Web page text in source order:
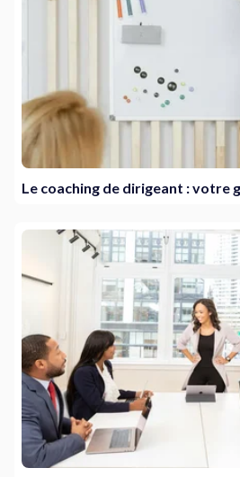
Le coaching de dirigeant : votre